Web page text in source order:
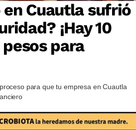
en Cuautla sufrió
¡Hay 10
para
para que tu empresa en Cuautla